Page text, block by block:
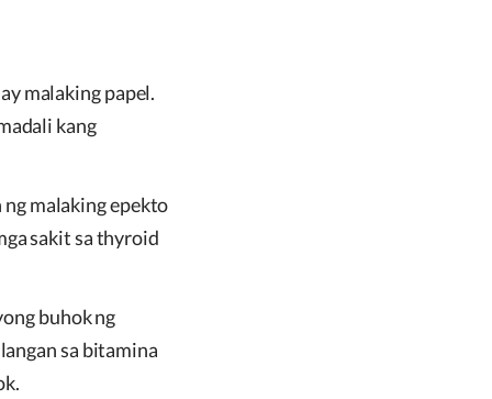
malaking papel.
kang
malaking epekto
sakit sa thyroid
buhok ng
sa bitamina